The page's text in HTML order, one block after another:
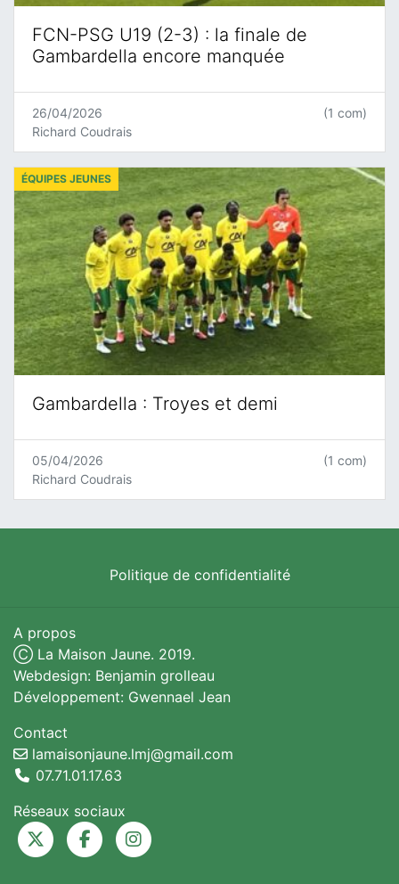
FCN-PSG U19 (2-3) : la finale de
Gambardella encore manquée
26/04/2026
Richard Coudrais
(1 com)
Gambardella : Troyes et demi
ÉQUIPES JEUNES
05/04/2026
Richard Coudrais
(1 com)
Politique de confidentialité
A propos
Ⓒ La Maison Jaune. 2019.
Webdesign: Benjamin grolleau
Développement: Gwennael Jean
Contact
lamaisonjaune.lmj@gmail.com
07.71.01.17.63
Réseaux sociaux